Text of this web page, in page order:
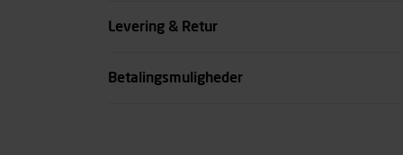
Levering & Retur
Betalingsmuligheder